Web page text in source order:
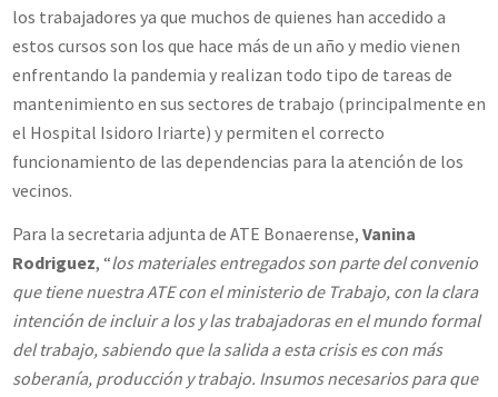
los trabajadores ya que muchos de quienes han accedido a
estos cursos son los que hace más de un año y medio vienen
enfrentando la pandemia y realizan todo tipo de tareas de
mantenimiento en sus sectores de trabajo (principalmente en
el Hospital Isidoro Iriarte) y permiten el correcto
funcionamiento de las dependencias para la atención de los
vecinos.
Para la secretaria adjunta de ATE Bonaerense, Vanina
Rodriguez, “los materiales entregados son parte del convenio
que tiene nuestra ATE con el ministerio de Trabajo, con la clara
intención de incluir a los y las trabajadoras en el mundo formal
del trabajo, sabiendo que la salida a esta crisis es con más
soberanía, producción y trabajo. Insumos necesarios para que